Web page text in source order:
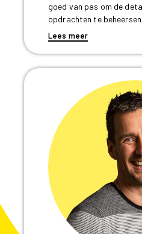
goed van pas om de
opdrachten te beheersen.
Lees meer